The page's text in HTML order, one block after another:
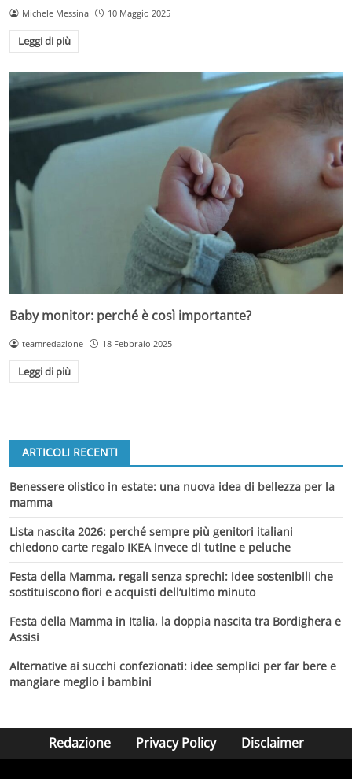
Michele Messina 10 Maggio 2025
Leggi di più
Baby monitor: perché è così importante?
teamredazione 18 Febbraio 2025
Leggi di più
ARTICOLI RECENTI
Benessere olistico in estate: una nuova idea di bellezza per la
mamma
Lista nascita 2026: perché sempre più genitori italiani
chiedono carte regalo IKEA invece di tutine e peluche
Festa della Mamma, regali senza sprechi: idee sostenibili che
sostituiscono fiori e acquisti dell’ultimo minuto
Festa della Mamma in Italia, la doppia nascita tra Bordighera e
Assisi
Alternative ai succhi confezionati: idee semplici per far bere e
mangiare meglio i bambini
Redazione Privacy Policy Disclaimer